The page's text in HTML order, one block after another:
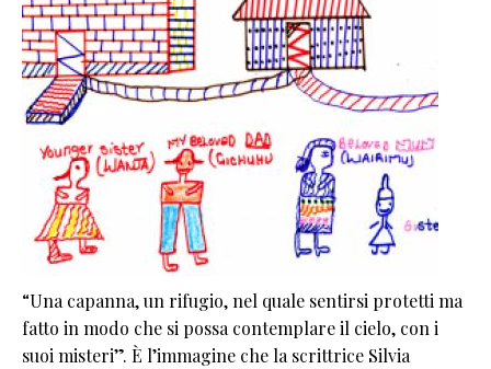
“Una capanna, un rifugio, nel quale sentirsi protetti ma
fatto in modo che si possa contemplare il cielo, con i
suoi misteri”. È l’immagine che la scrittrice Silvia